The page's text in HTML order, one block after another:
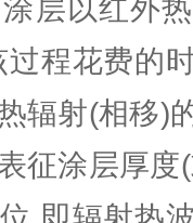
层以红外
程花费的
辐射(相移)
征涂层厚